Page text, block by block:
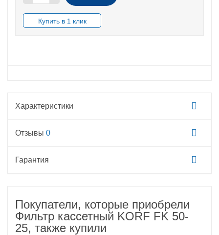
Характеристики
Отзывы 0
Гарантия
Покупатели, которые приобрели
Фильтр кассетный KORF FK 50-
25, также купили